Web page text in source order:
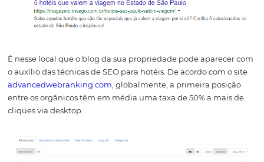
Posteriormente, no caso de uma busca sobre
resultados exibidos são os da plataforma específica para
últimos anos e funciona como as OTA’s, exibindo
pagos. E, finalmente, o que realmente interessa: abaixo
pagos estão as chamadas posições orgânicas,
compostas por sites de marcas e blogs que oferecem